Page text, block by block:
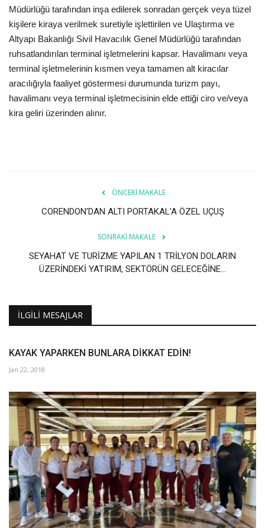
Müdürlüğü tarafından inşa edilerek sonradan gerçek veya tüzel
kişilere kiraya verilmek suretiyle işlettirilen ve Ulaştırma ve
Altyapı Bakanlığı Sivil Havacılık Genel Müdürlüğü tarafından
ruhsatlandırılan terminal işletmelerini kapsar. Havalimanı veya
terminal işletmelerinin kısmen veya tamamen alt kiracılar
aracılığıyla faaliyet göstermesi durumunda turizm payı,
havalimanı veya terminal işletmecisinin elde ettiği ciro ve/veya
kira geliri üzerinden alınır.
ÖNCEKI MAKALE
CORENDON'DAN ALTI PORTAKAL'A ÖZEL UÇUŞ
SONRAKI MAKALE
SEYAHAT VE TURİZME YAPILAN 1 TRİLYON DOLARIN
ÜZERİNDEKİ YATIRIM, SEKTÖRÜN GELECEĞİNE...
İLGILI MESAJLAR
KAYAK YAPARKEN BUNLARA DİKKAT EDİN!
Jan 22, 2018